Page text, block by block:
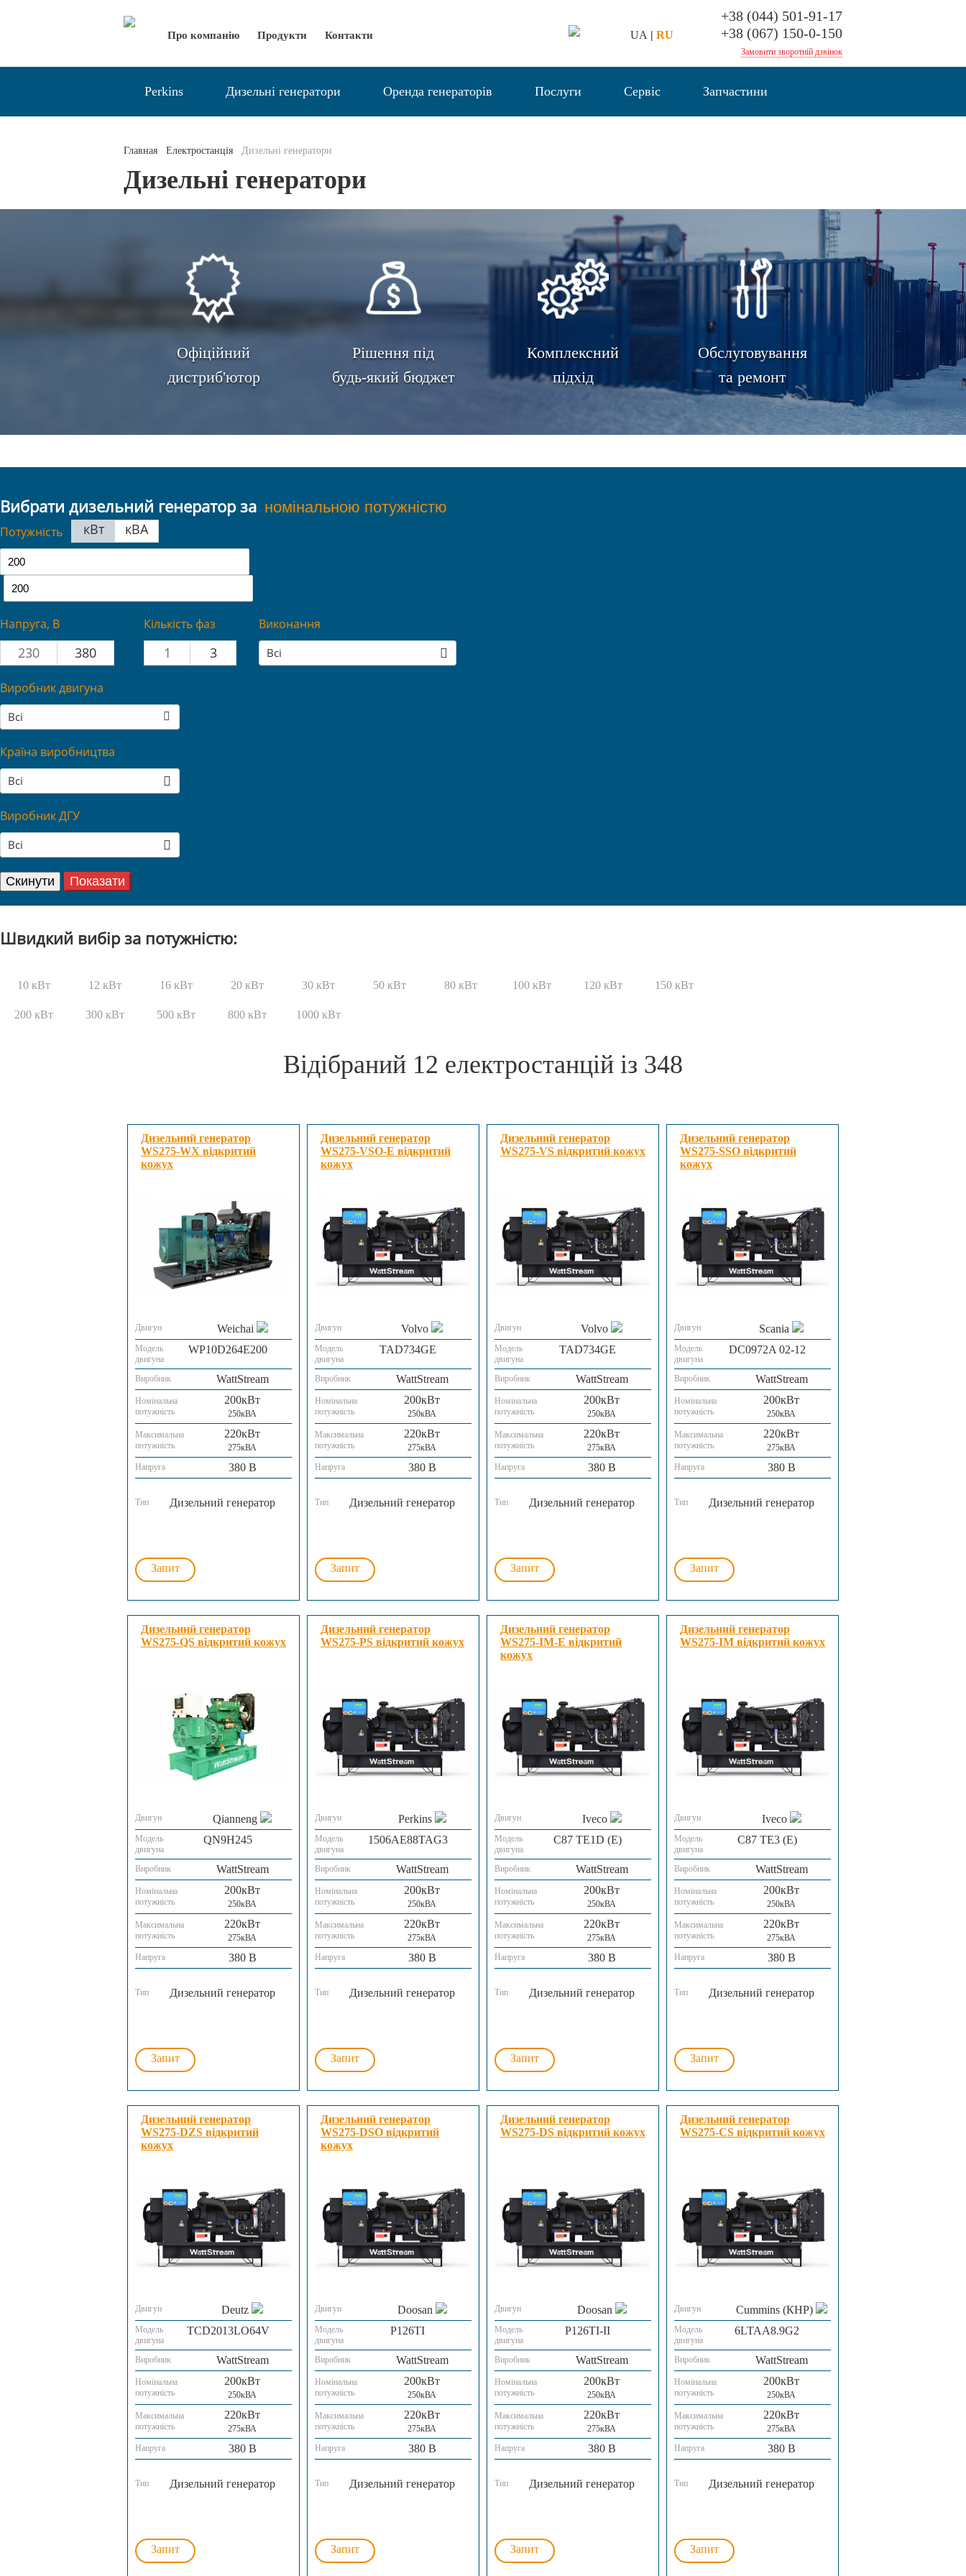
Про компанію Продукти Контакти UA | RU
+38 (044) 501-91-17
+38 (067) 150-0-150
Замовити зворотній дзвінок
Perkins Дизельні генератори Оренда генераторів Послуги Сервіс Запчастини
Главная Електростанція Дизельні генератори
Дизельні генератори
Офіційний
дистриб'ютор
Рішення під
будь-який бюджет
Комплексний
підхід
Обслуговування
та ремонт
Вибрати дизельний генератор за
Потужність кВт кВА
Напруга, В
230 380
Кількість фаз
1 3
Виконання
Всі
Виробник двигуна
Всі
Країна виробництва
Всі
Виробник ДГУ
Всі
Швидкий вибір за потужністю:
10 кВт 12 кВт 16 кВт 20 кВт 30 кВт 50 кВт 80 кВт 100 кВт 120 кВт 150 кВт
200 кВт 300 кВт 500 кВт 800 кВт 1000 кВт
Відібраний 12 електростанцій із 348
Дизельний генератор
WS275-WX відкритий
кожух
Двигун Weichai
Модель
двигуна
WP10D264E200
Виробник WattStream
Номінальна
потужність
200кВт
250кВА
Максимальна
потужність
220кВт
275кВА
Напруга
380 В
Тип Дизельний генератор
Запит
Дизельний генератор
WS275-VSO-E відкритий
кожух
Двигун Volvo
Модель
двигуна
TAD734GE
Виробник WattStream
Номінальна
потужність
200кВт
250кВА
Максимальна
потужність
220кВт
275кВА
Напруга
380 В
Тип Дизельний генератор
Запит
Дизельний генератор
WS275-VS відкритий кожух
Двигун Volvo
Модель
двигуна
TAD734GE
Виробник WattStream
Номінальна
потужність
200кВт
250кВА
Максимальна
потужність
220кВт
275кВА
Напруга
380 В
Тип Дизельний генератор
Запит
Дизельний генератор
WS275-SSO відкритий
кожух
Двигун Scania
Модель
двигуна
DC0972A 02-12
Виробник WattStream
Номінальна
потужність
200кВт
250кВА
Максимальна
потужність
220кВт
275кВА
Напруга
380 В
Тип Дизельний генератор
Запит
Дизельний генератор
WS275-QS відкритий кожух
Двигун Qianneng
Модель
двигуна
QN9H245
Виробник WattStream
Номінальна
потужність
200кВт
250кВА
Максимальна
потужність
220кВт
275кВА
Напруга
380 В
Тип Дизельний генератор
Запит
Дизельний генератор
WS275-PS відкритий кожух
Двигун Perkins
Модель
двигуна
1506AE88TAG3
Виробник WattStream
Номінальна
потужність
200кВт
250кВА
Максимальна
потужність
220кВт
275кВА
Напруга
380 В
Тип Дизельний генератор
Запит
Дизельний генератор
WS275-IM-E відкритий
кожух
Двигун Iveco
Модель
двигуна
C87 TE1D (E)
Виробник WattStream
Номінальна
потужність
200кВт
250кВА
Максимальна
потужність
220кВт
275кВА
Напруга
380 В
Тип Дизельний генератор
Запит
Дизельний генератор
WS275-IM відкритий кожух
Двигун Iveco
Модель
двигуна
C87 TE3 (E)
Виробник WattStream
Номінальна
потужність
200кВт
250кВА
Максимальна
потужність
220кВт
275кВА
Напруга
380 В
Тип Дизельний генератор
Запит
Дизельний генератор
WS275-DZS відкритий
кожух
Двигун Deutz
Модель
двигуна
TCD2013LO64V
Виробник WattStream
Номінальна
потужність
200кВт
250кВА
Максимальна
потужність
220кВт
275кВА
Напруга
380 В
Тип Дизельний генератор
Запит
Дизельний генератор
WS275-DSO відкритий
кожух
Двигун Doosan
Модель
двигуна
P126TI
Виробник WattStream
Номінальна
потужність
200кВт
250кВА
Максимальна
потужність
220кВт
275кВА
Напруга
380 В
Тип Дизельний генератор
Запит
Дизельний генератор
WS275-DS відкритий кожух
Двигун Doosan
Модель
двигуна
P126TI-II
Виробник WattStream
Номінальна
потужність
200кВт
250кВА
Максимальна
потужність
220кВт
275кВА
Напруга
380 В
Тип Дизельний генератор
Запит
Дизельний генератор
WS275-CS відкритий кожух
Двигун Cummins (КНР)
Модель
двигуна
6LTAA8.9G2
Виробник WattStream
Номінальна
потужність
200кВт
250кВА
Максимальна
потужність
220кВт
275кВА
Напруга
380 В
Тип Дизельний генератор
Запит